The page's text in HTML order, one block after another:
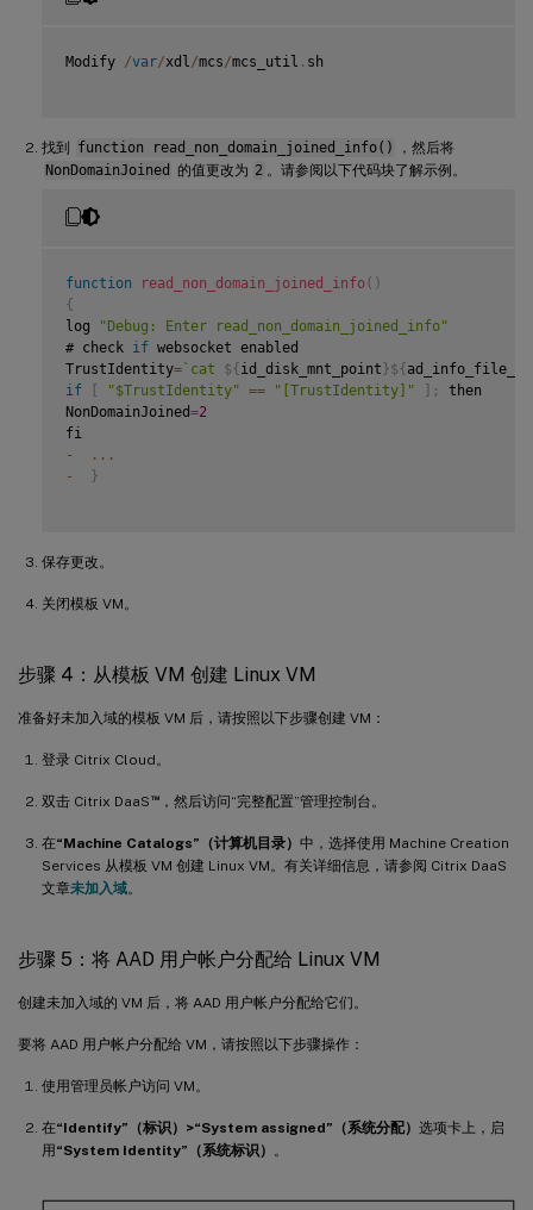
Modify /var/xdl/mcs/mcs_util . sh
找到 function read_non_domain_joined_info()
，然后将
NonDomainJoined
的值更改为 2 。请参阅以下代码块了解示例。
function read_non_domain_joined_info
)
{
log
"Debug: Enter read_non_domain_joined_info"
# check if websocket enabled
TrustIdentity= ` cat ${ id_disk_mnt_point }${
if
"$TrustIdentity" == "[TrustIdentity]" ;
then
NonDomainJoined=2
-
...
-
}
保存更改。
关闭模板 VM。
步骤 4：从模板 VM 创建 Linux VM
准备好未加入域的模板 VM 后，请按照以下步骤创建 VM：
登录 Citrix Cloud。
双击 Citrix DaaS ™，然后访问“完整配置”管理控制台。
在“Machine Catalogs”（计算机目录） 中，选择使用 Machine Creation
Services 从模板 VM 创建 Linux VM。有关详细信息，请参阅 Citrix DaaS
文章未加入域。
步骤 5：将 AAD 用户帐户分配给 Linux VM
创建未加入域的 VM 后，将 AAD 用户帐户分配给它们。
要将 AAD 用户帐户分配给 VM，请按照以下步骤操作：
使用管理员帐户访问 VM。
在“Identify”（标识）>“System assigned”（系统分配） 选项卡上，启
用 “System Identity”（系统标识） 。